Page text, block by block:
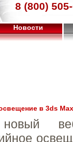
8 (800)
Новости
в 3ds